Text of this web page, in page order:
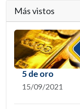
Más vistos
5 de oro
15/09/2021